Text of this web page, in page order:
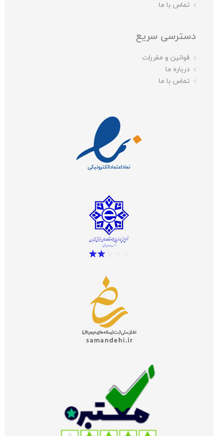
تماس با ما
دسترسی سریع
قوانین و مقررات
درباره ما
تماس با ما